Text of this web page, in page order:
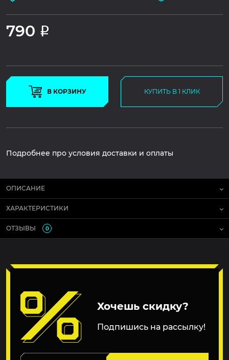
790 Р
В КОРЗИНУ КУПИТЬ В 1 КЛИК
Подробнее про условия доставки и оплаты
ОПИСАНИЕ
ХАРАКТЕРИСТИКИ
ОТЗЫВЫ 0
Хочешь скидку?
Подпишись на рассылку!